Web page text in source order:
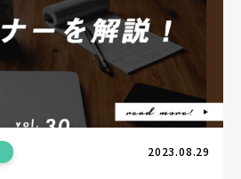
2023.08.29